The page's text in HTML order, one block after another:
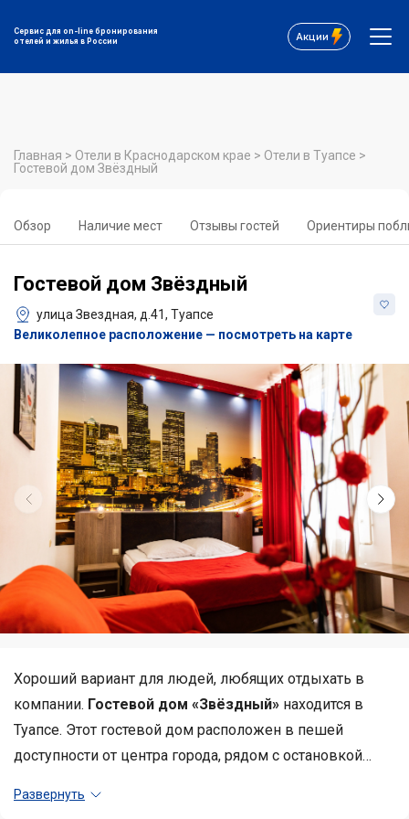
Сервис для on-line бронирования
отелей и жилья в России
Акции
Главная > Отели в Краснодарском крае > Отели в Туапсе >
Гостевой дом Звёздный
Обзор Наличие мест Отзывы гостей Ориентиры
Гостевой дом Звёздный
улица Звездная, д.41, Туапсе
Великолепное расположение — посмотреть на карте
Хороший вариант для людей, любящих отдыхать в
компании. Гостевой дом «Звёздный» находится в
Туапсе. Этот гостевой дом расположен в пешей
доступности от центра города, рядом с остановкой
оборудованная кухня, где можно готовить еду и
Развернуть